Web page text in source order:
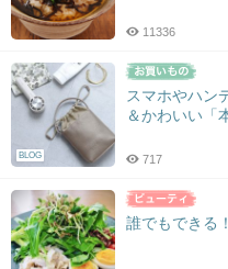
11336
BLOG
スマホやハン
＆かわいい「
717
誰でもできる